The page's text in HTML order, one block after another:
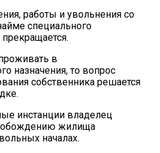
работы и увольнения со
специального
в
назначения, то вопрос
собственника решается
инстанции владелец
жилища
началах.